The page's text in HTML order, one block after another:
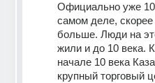
Официально уже
самом деле,
больше. Люди на
жили и до 10 века.
начале 10 века
крупный торговый